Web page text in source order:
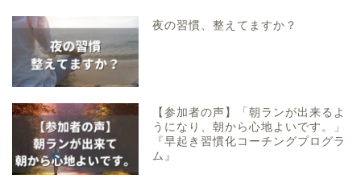
夜の習慣、整えてますか？
【参加者の声】「朝ランが出来るよ
うになり、朝から心地よいです。」
『早起き習慣化コーチングプログラ
ム』